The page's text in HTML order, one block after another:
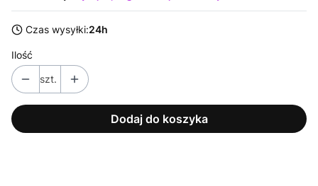
Czas wysyłki:24h
Ilość
szt.
Dodaj do koszyka